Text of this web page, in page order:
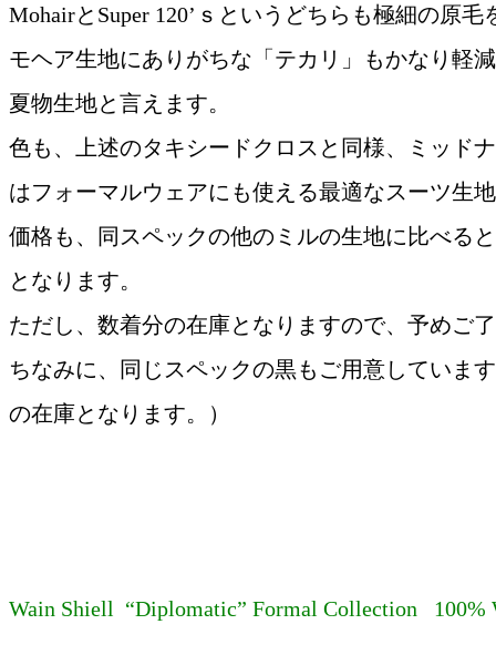
MohairとSuper 120’ｓというどちらも極細の原
モヘア生地にありがちな「テカリ」もかなり軽
夏物生地と言えます。
色も、上述のタキシードクロスと同様、ミッド
はフォーマルウェアにも使える最適なスーツ生
価格も、同スペックの他のミルの生地に比べる
となります。
ただし、数着分の在庫となりますので、予めご
ちなみに、同じスペックの黒もご用意していま
の在庫となります。）
Wain Shiell “Diplomatic” Formal Collection